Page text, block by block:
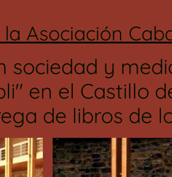
Asociación
sociedad y
en el Castillo
de libros de